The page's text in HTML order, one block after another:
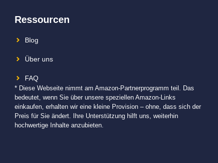
Ressourcen
Blog
Über uns
FAQ
* Diese Webseite nimmt am Amazon-Partnerprogramm teil. Das
bedeutet, wenn Sie über unsere speziellen Amazon-Links
einkaufen, erhalten wir eine kleine Provision – ohne, dass sich der
Preis für Sie ändert. Ihre Unterstützung hilft uns, weiterhin
hochwertige Inhalte anzubieten.